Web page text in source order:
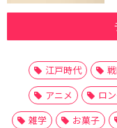
江戸時代
アニメ
ロ
雑学
お菓子